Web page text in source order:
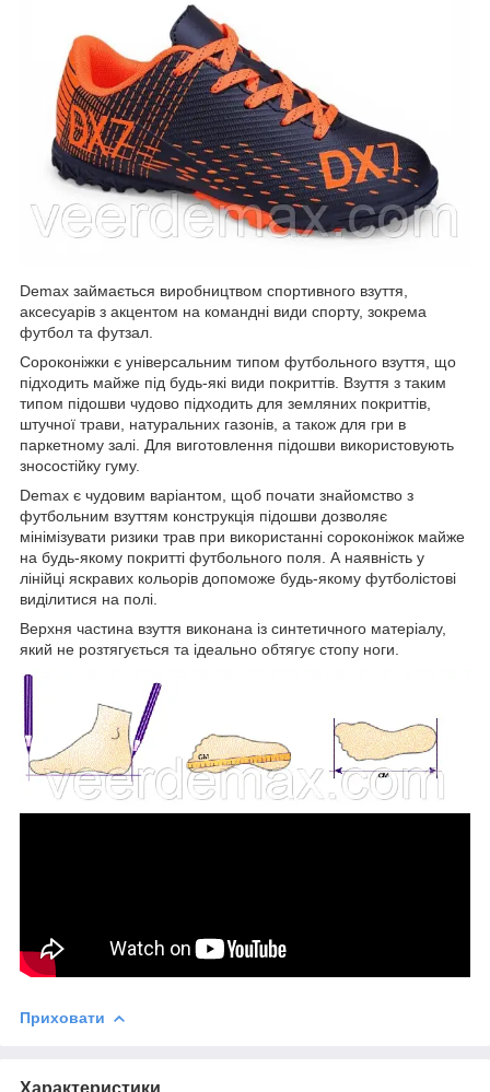
Demax займається виробництвом спортивного взуття,
аксесуарів з акцентом на командні види спорту, зокрема
футбол та футзал.
Сороконіжки є універсальним типом футбольного взуття, що
підходить майже під будь-які види покриттів. Взуття з таким
типом підошви чудово підходить для земляних покриттів,
штучної трави, натуральних газонів, а також для гри в
паркетному залі. Для виготовлення підошви використовують
зносостійку гуму.
Demax є чудовим варіантом, щоб почати знайомство з
футбольним взуттям конструкція підошви дозволяє
мінімізувати ризики трав при використанні сороконіжок майже
на будь-якому покритті футбольного поля. А наявність у
лінійці яскравих кольорів допоможе будь-якому футболістові
виділитися на полі.
Верхня частина взуття виконана із синтетичного матеріалу,
який не розтягується та ідеально обтягує стопу ноги.
Приховати
Характеристики